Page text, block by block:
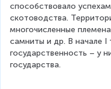
способствовало
скотоводства.
многочисленные
самниты и др. В начале I
государственность – у
государства.